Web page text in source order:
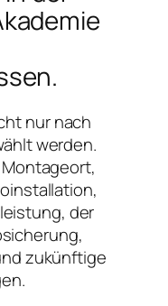
nur nach
werden.
der
zukünftige